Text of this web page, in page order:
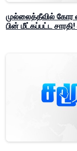
முல்லைத்தீவில் கோர
பின் மீட்கப்பட்ட